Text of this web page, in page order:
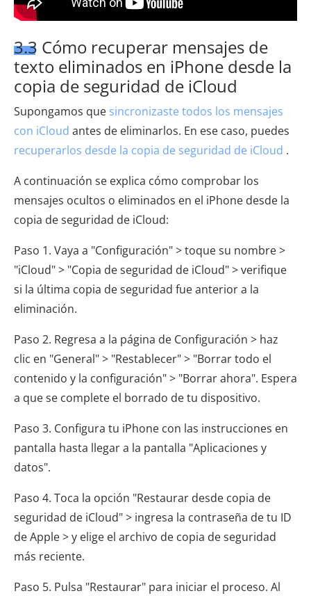
3.3 Cómo recuperar mensajes de
texto eliminados en iPhone desde la
copia de seguridad de iCloud
Supongamos que sincronizaste todos los mensajes
con iCloud antes de eliminarlos. En ese caso, puedes
recuperarlos desde la copia de seguridad de iCloud .
A continuación se explica cómo comprobar los
mensajes ocultos o eliminados en el iPhone desde la
copia de seguridad de iCloud:
Paso 1. Vaya a "Configuración" > toque su nombre >
"iCloud" > "Copia de seguridad de iCloud" > verifique
si la última copia de seguridad fue anterior a la
eliminación.
Paso 2. Regresa a la página de Configuración > haz
clic en "General" > "Restablecer" > "Borrar todo el
contenido y la configuración" > "Borrar ahora". Espera
a que se complete el borrado de tu dispositivo.
Paso 3. Configura tu iPhone con las instrucciones en
pantalla hasta llegar a la pantalla "Aplicaciones y
datos".
Paso 4. Toca la opción "Restaurar desde copia de
seguridad de iCloud" > ingresa la contraseña de tu ID
de Apple > y elige el archivo de copia de seguridad
más reciente.
Paso 5. Pulsa "Restaurar" para iniciar el proceso. Al